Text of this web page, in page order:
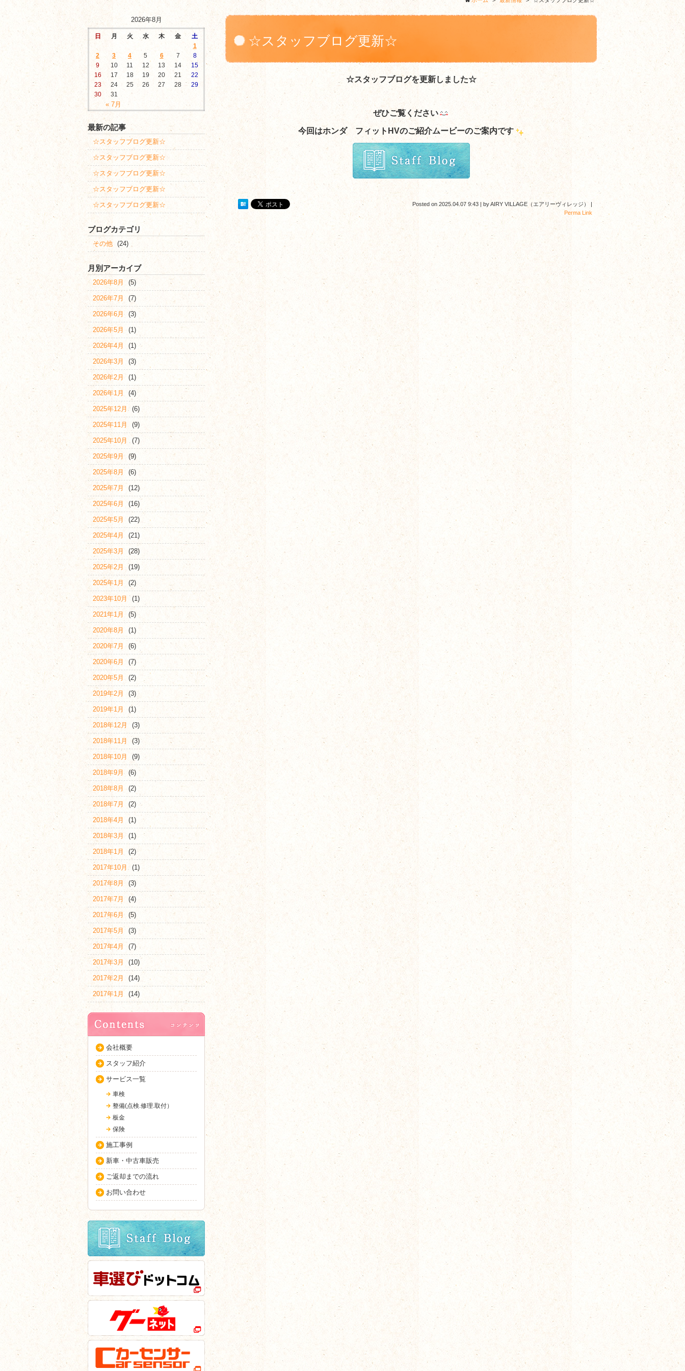
☆スタッフブログ更新☆
☆スタッフブログを更新しました☆
ぜひご覧ください
今回はホンダ フィットHVのご紹介ムービーのご案内です
Posted on 2025.04.07 9:43 | byAIRY VILLAGE（エアリーヴィレッジ）
|
Perma Link
2026年8月
日 月 火 水 木 金 土
« 7月
1
2
3 4 5 6 7
8
9
10 11 12 13 14
15
16
17 18 19 20 21
22
23
24 25 26 27 28
29
30
31
最新の記事
☆スタッフブログ更新☆
☆スタッフブログ更新☆
☆スタッフブログ更新☆
☆スタッフブログ更新☆
☆スタッフブログ更新☆
ブログカテゴリ
その他 (24)
月別アーカイブ
2026年8月 (5)
2026年7月 (7)
2026年6月 (3)
2026年5月 (1)
2026年4月 (1)
2026年3月 (3)
2026年2月 (1)
2026年1月 (4)
2025年12月 (6)
2025年11月 (9)
2025年10月 (7)
2025年9月 (9)
2025年8月 (6)
2025年7月 (12)
2025年6月 (16)
2025年5月 (22)
2025年4月 (21)
2025年3月 (28)
2025年2月 (19)
2025年1月 (2)
2023年10月 (1)
2021年1月 (5)
2020年8月 (1)
2020年7月 (6)
2020年6月 (7)
2020年5月 (2)
2019年2月 (3)
2019年1月 (1)
2018年12月 (3)
2018年11月 (3)
2018年10月 (9)
2018年9月 (6)
2018年8月 (2)
2018年7月 (2)
2018年4月 (1)
2018年3月 (1)
2018年1月 (2)
2017年10月 (1)
2017年8月 (3)
2017年7月 (4)
2017年6月 (5)
2017年5月 (3)
2017年4月 (7)
2017年3月 (10)
2017年2月 (14)
2017年1月 (14)
会社概要
スタッフ紹介
サービス一覧
車検
整備(点検.修理.取付）
板金
保険
施工事例
新車・中古車販売
ご返却までの流れ
お問い合わせ